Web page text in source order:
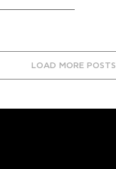
LOAD MORE POSTS